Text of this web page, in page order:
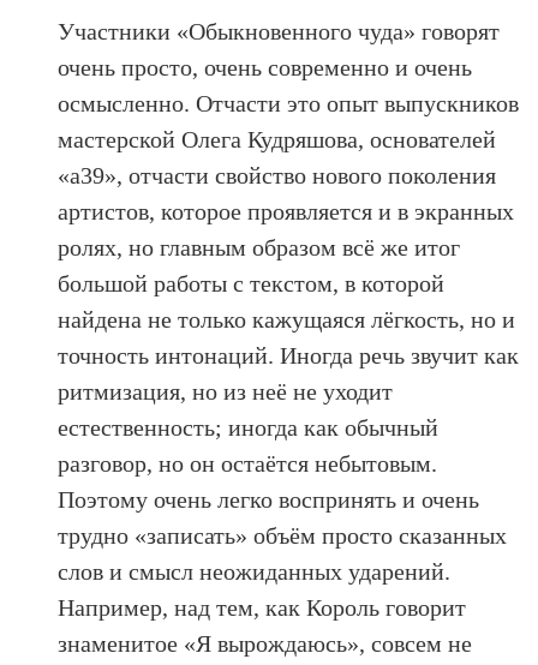
Участники «Обыкновенного чуда» говорят
очень просто, очень современно и очень
осмысленно. Отчасти это опыт выпускников
мастерской Олега Кудряшова, основателей
«а39», отчасти свойство нового поколения
артистов, которое проявляется и в экранных
ролях, но главным образом всё же итог
большой работы с текстом, в которой
найдена не только кажущаяся лёгкость, но и
точность интонаций. Иногда речь звучит как
ритмизация, но из неё не уходит
естественность; иногда как обычный
разговор, но он остаётся небытовым.
Поэтому очень легко воспринять и очень
трудно «записать» объём просто сказанных
слов и смысл неожиданных ударений.
Например, над тем, как Король говорит
знаменитое «Я вырождаюсь», совсем не